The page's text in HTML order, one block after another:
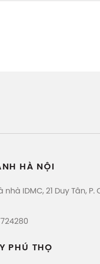
HÀ NỘI
nhà IDMC, 21 Duy Tân, P.
PHÚ THỌ